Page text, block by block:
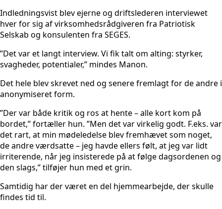
Indledningsvist blev ejerne og driftslederen interviewet
hver for sig af virksomhedsrådgiveren fra Patriotisk
Selskab og konsulenten fra SEGES.
”Det var et langt interview. Vi fik talt om alting: styrker,
svagheder, potentialer,” mindes Manon.
Det hele blev skrevet ned og senere fremlagt for de andre i
anonymiseret form.
”Der var både kritik og ros at hente – alle kort kom på
bordet,” fortæller hun. ”Men det var virkelig godt. F.eks. var
det rart, at min mødeledelse blev fremhævet som noget,
de andre værdsatte – jeg havde ellers følt, at jeg var lidt
irriterende, når jeg insisterede på at følge dagsordenen og
den slags,” tilføjer hun med et grin.
Samtidig har der været en del hjemmearbejde, der skulle
findes tid til.